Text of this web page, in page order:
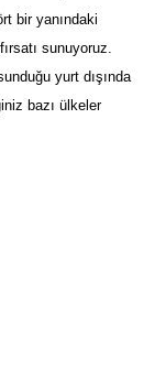
bir yanındaki
sunuyoruz.
yurt dışında
bazı ülkeler